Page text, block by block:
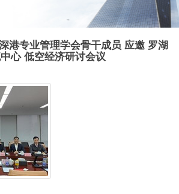
港专业管理学会骨干成员 应邀 罗湖
心 低空经济研讨会议